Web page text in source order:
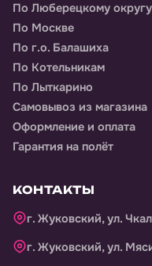
По Люберецкому округу
По Москве
По г.о. Балашиха
По Котельникам
По Лыткарино
Самовывоз из магазина
Оформление и оплата
Гарантия на полёт
КОНТАКТЫ
г. Жуковский, ул.
г. Жуковский, ул.